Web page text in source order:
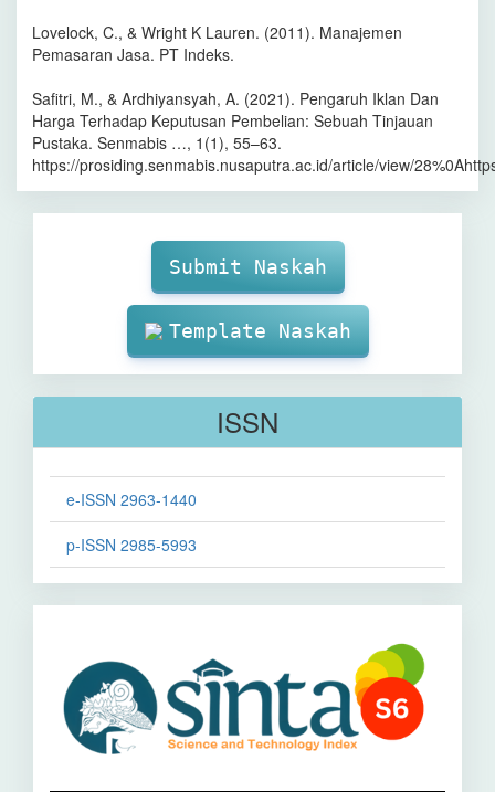
Lovelock, C., & Wright K Lauren. (2011). Manajemen
Pemasaran Jasa. PT Indeks.
Safitri, M., & Ardhiyansyah, A. (2021). Pengaruh Iklan Dan
Harga Terhadap Keputusan Pembelian: Sebuah Tinjauan
Pustaka. Senmabis …, 1(1), 55–63.
https://prosiding.senmabis.nusaputra.ac.id/article/view/
SubmissionSubmit Naskah
Template Naskah
ISSN
e-ISSN 2963-1440
p-ISSN 2985-5993